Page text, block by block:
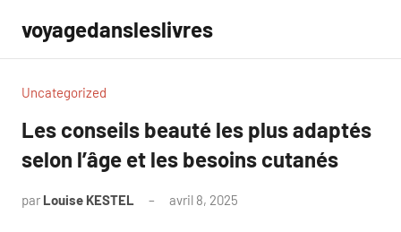
contenu
voyagedansleslivres
Uncategorized
Les conseils beauté les plus adaptés
selon l’âge et les besoins cutanés
par Louise KESTEL avril 8, 2025